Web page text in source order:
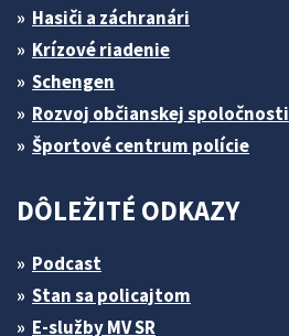
Hasiči a záchranári
Krízové riadenie
Schengen
Rozvoj občianskej spoločnosti
Športové centrum polície
DÔLEŽITÉ ODKAZY
Podcast
Stan sa policajtom
E-služby MV SR